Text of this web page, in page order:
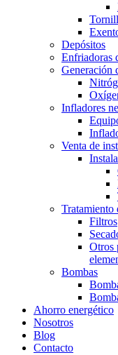
Depósitos
Enfriadoras
Generación
Infladores
Venta de
Tratamiento
Filtros
Otros
Bombas
Ahorro energético
Nosotros
Blog
Contacto